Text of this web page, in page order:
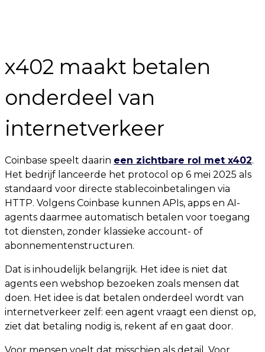
x402 maakt betalen
onderdeel van
internetverkeer
Coinbase speelt daarin een zichtbare rol met x402.
Het bedrijf lanceerde het protocol op 6 mei 2025 als
standaard voor directe stablecoinbetalingen via
HTTP. Volgens Coinbase kunnen APIs, apps en AI-
agents daarmee automatisch betalen voor toegang
tot diensten, zonder klassieke account- of
abonnementenstructuren.
Dat is inhoudelijk belangrijk. Het idee is niet dat
agents een webshop bezoeken zoals mensen dat
doen. Het idee is dat betalen onderdeel wordt van
internetverkeer zelf: een agent vraagt een dienst op,
ziet dat betaling nodig is, rekent af en gaat door.
Voor mensen voelt dat misschien als detail. Voor